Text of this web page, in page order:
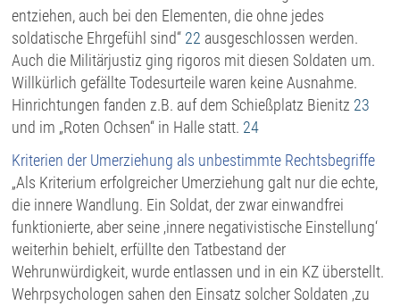
entziehen, auch bei den Elementen, die ohne jedes
soldatische Ehrgefühl sind“ 22 ausgeschlossen werden.
Auch die Militärjustiz ging rigoros mit diesen Soldaten um.
Willkürlich gefällte Todesurteile waren keine Ausnahme.
Hinrichtungen fanden z.B. auf dem Schießplatz Bienitz 23
und im „Roten Ochsen“ in Halle statt. 24
Kriterien der Umerziehung als unbestimmte Rechtsbegriffe
„Als Kriterium erfolgreicher Umerziehung galt nur die echte,
die innere Wandlung. Ein Soldat, der zwar einwandfrei
funktionierte, aber seine ‚innere negativistische Einstellung‘
weiterhin behielt, erfüllte den Tatbestand der
Wehrunwürdigkeit, wurde entlassen und in ein KZ überstellt.
Wehrpsychologen sahen den Einsatz solcher Soldaten ‚zu